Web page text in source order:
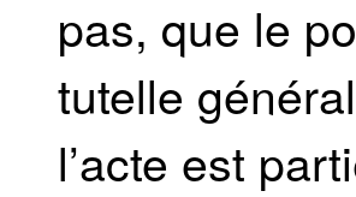
pas, que le
tutelle
l’acte est